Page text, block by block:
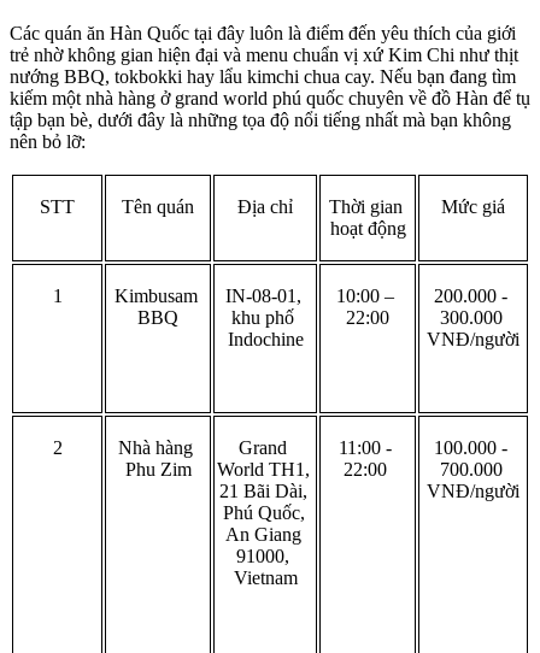
Các quán ăn Hàn Quốc tại đây luôn là điểm đến yêu thích của giới
trẻ nhờ không gian hiện đại và menu chuẩn vị xứ Kim Chi như thịt
nướng BBQ, tokbokki hay lẩu kimchi chua cay. Nếu bạn đang tìm
kiếm một nhà hàng ở grand world phú quốc chuyên về đồ Hàn để tụ
tập bạn bè, dưới đây là những tọa độ nổi tiếng nhất mà bạn không
nên bỏ lỡ:
STT Tên quán Địa chỉ
Thời gian
hoạt động
Mức giá
1
Kimbusam
BBQ
IN-08-01,
khu phố
Indochine
10:00 –
22:00
200.000 -
300.000
VNĐ/người
2
Nhà hàng
Phu Zim
Grand
World TH1,
21 Bãi Dài,
Phú Quốc,
An Giang
91000,
Vietnam
11:00 -
22:00
100.000 -
700.000
VNĐ/người